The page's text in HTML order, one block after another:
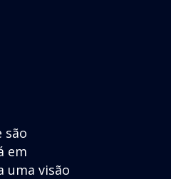
são
em
uma visão